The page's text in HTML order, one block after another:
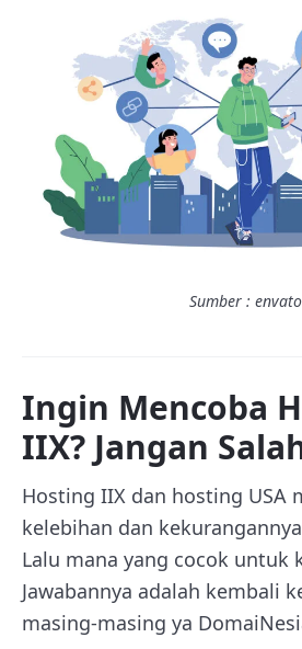
Sumber : envato
Ingin Mencoba
IIX? Jangan
Hosting IIX dan hosting USA
kelebihan dan
Lalu mana yang cocok untuk
Jawabannya adalah kembali
masing-masing ya